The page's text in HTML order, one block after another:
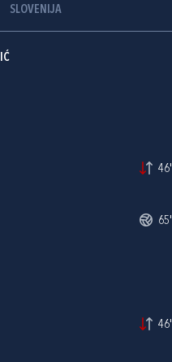
SLOVENIJA
46'
65'
46'